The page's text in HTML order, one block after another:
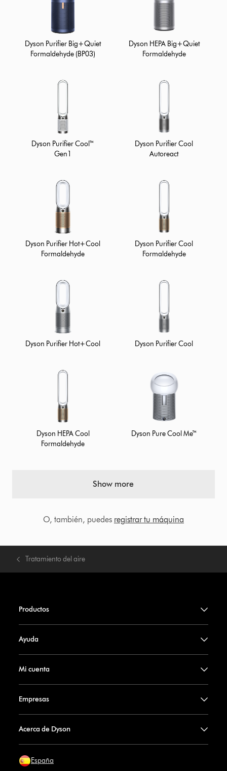
Dyson Purifier Big+Quiet
Formaldehyde (BP03)
Dyson HEPA Big+Quiet
Formaldehyde
Dyson Purifier Cool™
Gen1
Dyson Purifier Cool
Autoreact
Dyson Purifier Hot+Cool
Formaldehyde
Dyson Purifier Cool
Formaldehyde
Dyson Purifier Hot+Cool Dyson Purifier Cool
Dyson HEPA Cool
Formaldehyde
Dyson Pure Cool Me™
Show more
O, también, puedes registrar tu máquina
Tratamiento del aire
Productos
Ayuda
Mi cuenta
Empresas
Acerca de Dyson
España